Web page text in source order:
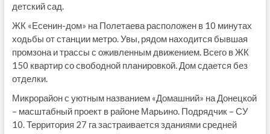
детский сад.
ЖК «Есенин-дом» на Полетаева расположен в 10 минутах
ходьбы от станции метро. Увы, рядом находится бывшая
промзона и трассы с оживленным движением. Всего в ЖК
150 квартир со свободной планировкой. Дом сдается без
отделки.
Микрорайон с уютным названием «Домашний» на Донецкой
– масштабный проект в районе Марьино. Подрядчик – СУ
10. Территория 27 га застраивается зданиями средней